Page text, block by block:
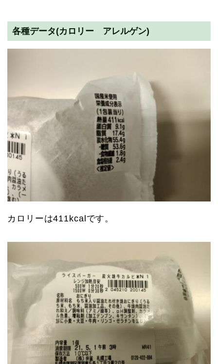
各種データ(カロリー アレルゲン)
カロリーは411kcalです。